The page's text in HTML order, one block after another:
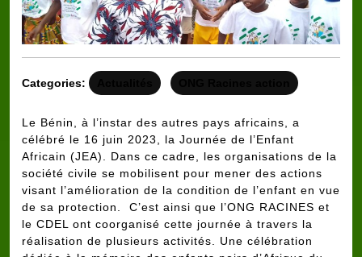
Categories:
Le Bénin, à l’instar des autres pays africains, a
célébré le 16 juin 2023, la Journée de l’Enfant
Africain (JEA). Dans ce cadre, les organisations de la
société civile se mobilisent pour mener des actions
visant l’amélioration de la condition de l’enfant en vue
de sa protection. C’est ainsi que l’ONG RACINES et
le CDEL ont coorganisé cette journée à travers la
réalisation de plusieurs activités. Une célébration